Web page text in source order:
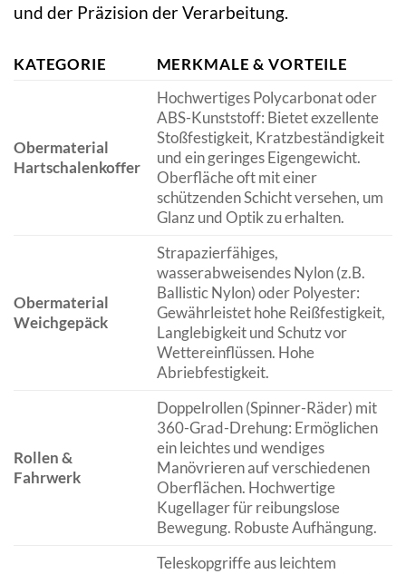
und der Präzision der Verarbeitung.
KATEGORIE MERKMALE & VORTEILE
Obermaterial
Hartschalenkoffer
Hochwertiges Polycarbonat oder
ABS-Kunststoff: Bietet exzellente
Stoßfestigkeit, Kratzbeständigkeit
und ein geringes Eigengewicht.
Oberfläche oft mit einer
schützenden Schicht versehen, um
Glanz und Optik zu erhalten.
Obermaterial
Weichgepäck
Strapazierfähiges,
wasserabweisendes Nylon (z.B.
Ballistic Nylon) oder Polyester:
Gewährleistet hohe Reißfestigkeit,
Langlebigkeit und Schutz vor
Wettereinflüssen. Hohe
Abriebfestigkeit.
Rollen &
Fahrwerk
Doppelrollen (Spinner-Räder) mit
360-Grad-Drehung: Ermöglichen
ein leichtes und wendiges
Manövrieren auf verschiedenen
Oberflächen. Hochwertige
Kugellager für reibungslose
Bewegung. Robuste Aufhängung.
Teleskopgriffe aus leichtem